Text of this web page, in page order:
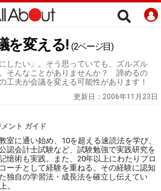
を変える! (2ページ目)
したい」。そう思っていても、ズルズル
そんなことがありませんか？ 諦めるの
工夫が会議を変える可能性があります！
更新日： 2006年11月23日
ント ガイド
室に通い始め、10を超える速読法を学び、
認会計士試験など、試験勉強で実践研究を
憶術も実践。また、20年以上にわたりプロ
ーチとして経験を重ねる。その経験に認知
独自の学習法・成長法を確立し伝えてい
。